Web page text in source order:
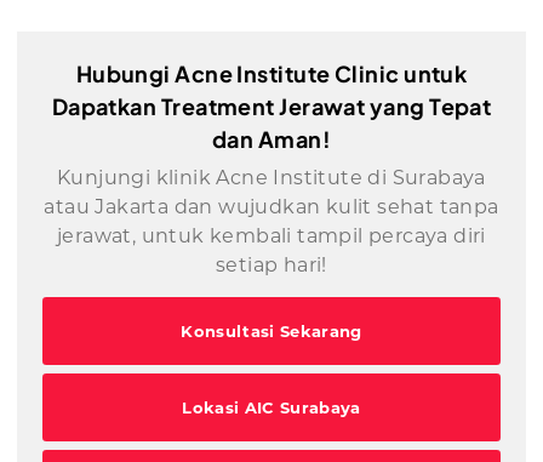
Hubungi Acne Institute Clinic untuk
Dapatkan Treatment Jerawat yang Tepat
dan Aman!
Kunjungi klinik Acne Institute di Surabaya
atau Jakarta dan wujudkan kulit sehat tanpa
jerawat, untuk kembali tampil percaya diri
setiap hari!
Konsultasi Sekarang
Lokasi AIC Surabaya